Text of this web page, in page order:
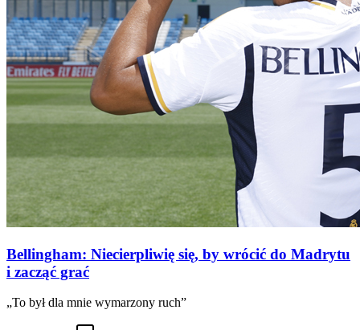
Bellingham: Niecierpliwię się, by wrócić do Madrytu
i zacząć grać
„To był dla mnie wymarzony ruch”